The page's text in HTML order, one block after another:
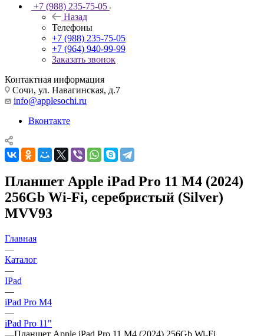
+7 (988) 235-75-05
Назад
Телефоны
+7 (988) 235-75-05
+7 (964) 940-99-99
Заказать звонок
Контактная информация
Сочи, ул. Навагинская, д.7
info@applesochi.ru
Вконтакте
Планшет Apple iPad Pro 11 M4 (2024)
256Gb Wi‑Fi, серебристый (Silver)
MVV93
Главная
—
Каталог
—
IPad
—
iPad Pro M4
—
iPad Pro 11"
—Планшет Apple iPad Pro 11 M4 (2024) 256Gb Wi‑Fi,